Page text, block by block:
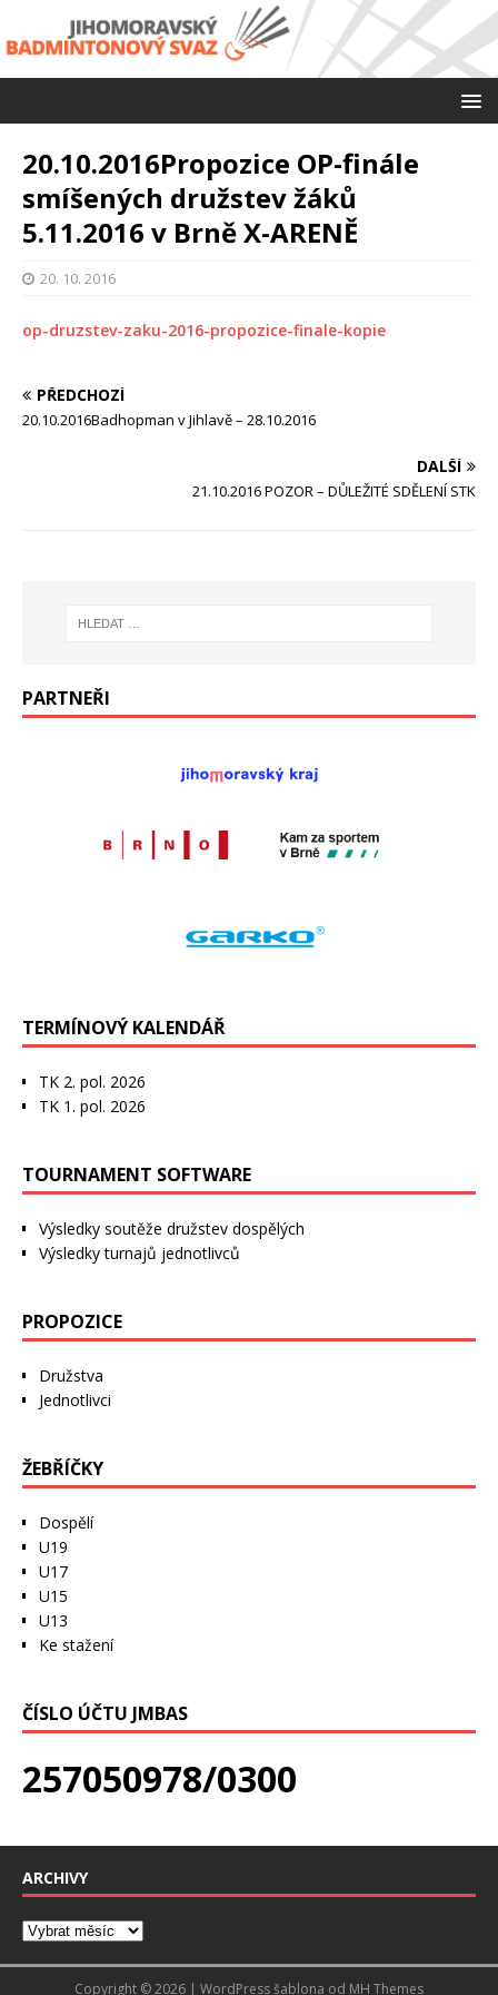
20.10.2016Propozice OP-finále
smíšených družstev žáků
5.11.2016 v Brně X-ARENĚ
20. 10. 2016
op-druzstev-zaku-2016-propozice-finale-kopie
PŘEDCHOZÍ
20.10.2016Badhopman v Jihlavě – 28.10.2016
DALŠÍ
21.10.2016 POZOR – DŮLEŽITÉ SDĚLENÍ STK
PARTNEŘI
TERMÍNOVÝ KALENDÁŘ
TK 2. pol. 2026
TK 1. pol. 2026
TOURNAMENT SOFTWARE
Výsledky soutěže družstev dospělých
Výsledky turnajů jednotlivců
PROPOZICE
Družstva
Jednotlivci
ŽEBŘÍČKY
Dospělí
U19
U17
U15
U13
Ke stažení
ČÍSLO ÚČTU JMBAS
257050978/0300
ARCHIVY
Copyright © 2026 | WordPress šablona od MH Themes